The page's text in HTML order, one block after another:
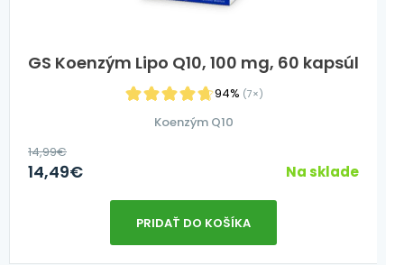
GS Koenzým Lipo Q10, 100 mg, 60 kapsúl
94% (7×)
Koenzým Q10
14,99€
14,49€ Na sklade
PRIDAŤ DO KOŠÍKA